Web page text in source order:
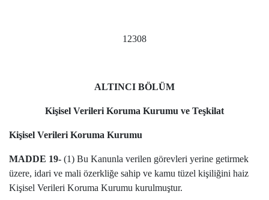
12308
ALTINCI BÖLÜM
Kişisel Verileri Koruma Kurumu ve Teşkilat
Kişisel Verileri Koruma Kurumu
MADDE 19- (1) Bu Kanunla verilen görevleri yerine getirmek
üzere, idari ve mali özerkliğe sahip ve kamu tüzel kişiliğini haiz
Kişisel Verileri Koruma Kurumu kurulmuştur.